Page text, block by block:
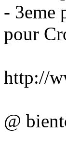
- 3eme
pour
http://
@